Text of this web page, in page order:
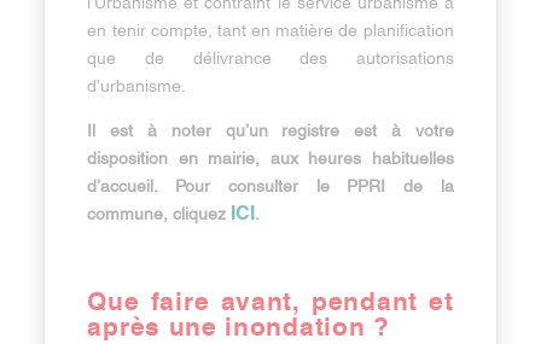
en tenir compte, tant en matière de planification
que de délivrance des autorisations
d’urbanisme.
Il est à noter qu’un registre est à votre
disposition en mairie, aux heures habituelles
d’accueil. Pour consulter le PPRI de la
commune, cliquez ICI
Que faire avant, pendant et
après une inondation ?